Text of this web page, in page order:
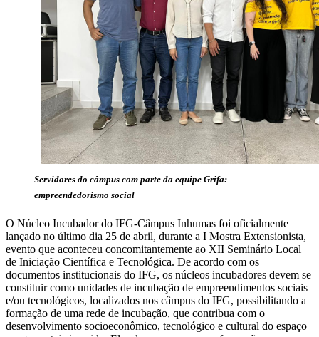
Servidores do câmpus com parte da equipe Grifa:
empreendedorismo social
O Núcleo Incubador do IFG-Câmpus Inhumas foi oficialmente
lançado no último dia 25 de abril, durante a I Mostra Extensionista,
evento que aconteceu concomitantemente ao XII Seminário Local
de Iniciação Científica e Tecnológica. De acordo com os
documentos institucionais do IFG, os núcleos incubadores devem se
constituir como unidades de incubação de empreendimentos sociais
e/ou tecnológicos, localizados nos câmpus do IFG, possibilitando a
formação de uma rede de incubação, que contribua com o
desenvolvimento socioeconômico, tecnológico e cultural do espaço